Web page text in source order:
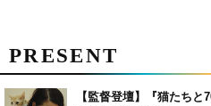
PRESENT
【監督登壇】『猫たち